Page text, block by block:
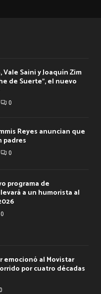
Saini y Joaquín Zim
de Suerte”, el nuevo
0
Reyes anuncian que
padres
0
programa de
a un humorista al
0
emocionó al Movistar
por cuatro décadas